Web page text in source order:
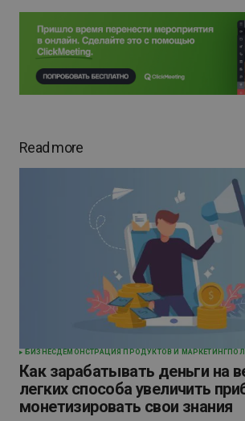
Read more
БИЗНЕСДЕМОНСТРАЦИЯ ПРОДУКТОВ И МАРКЕТИНГ
Как зарабатывать деньги на
легких способа увеличить
монетизировать свои знания